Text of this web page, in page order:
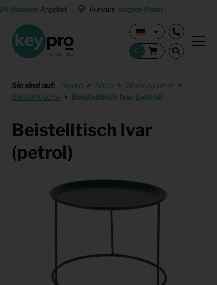
Stunden-Angebot Rundum-sorglos-Paket
Sie sind auf: Home Shop
Wohnzimmer
Beistelltische
Beistelltisch Ivar (petrol)
Beistelltisch Ivar
(petrol)